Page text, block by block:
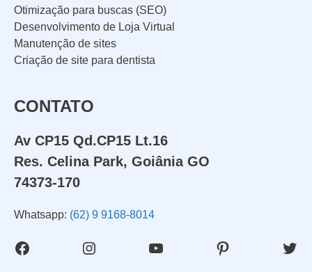
Otimização para buscas (SEO)
Desenvolvimento de Loja Virtual
Manutenção de sites
Criação de site para dentista
CONTATO
Av CP15 Qd.CP15 Lt.16
Res. Celina Park, Goiânia GO
74373-170
Whatsapp: (62) 9 9168-8014
FacebookInstagramYoutube Pinterest